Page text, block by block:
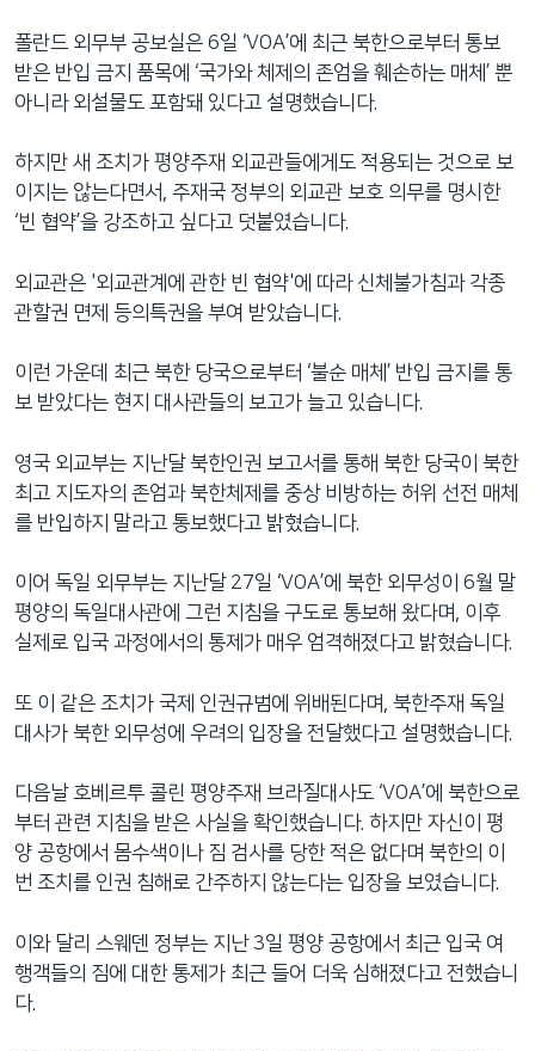
등
폴란드 외무부 공보실은 6일 ‘VOA’에 최근 북한으로부터 통보
받은 반입 금지 품목에 ‘국가와 체제의 존엄을 훼손하는 매체’ 뿐
아니라 외설물도 포함돼 있다고 설명했습니다.
하지만 새 조치가 평양주재 외교관들에게도 적용되는 것으로 보
이지는 않는다면서, 주재국 정부의 외교관 보호 의무를 명시한
‘빈 협약’을 강조하고 싶다고 덧붙였습니다.
외교관은 '외교관계에 관한 빈 협약'에 따라 신체불가침과 각종
관할권 면제 등의특권을 부여 받았습니다.
이런 가운데 최근 북한 당국으로부터 ‘불순 매체’ 반입 금지를 통
보 받았다는 현지 대사관들의 보고가 늘고 있습니다.
영국 외교부는 지난달 북한인권 보고서를 통해 북한 당국이 북한
최고 지도자의 존엄과 북한체제를 중상 비방하는 허위 선전 매체
를 반입하지 말라고 통보했다고 밝혔습니다.
이어 독일 외무부는 지난달 27일 ‘VOA’에 북한 외무성이 6월 말
평양의 독일대사관에 그런 지침을 구도로 통보해 왔다며, 이후
실제로 입국 과정에서의 통제가 매우 엄격해졌다고 밝혔습니다.
또 이 같은 조치가 국제 인권규범에 위배된다며, 북한주재 독일
대사가 북한 외무성에 우려의 입장을 전달했다고 설명했습니다.
다음날 호베르투 콜린 평양주재 브라질대사도 ‘VOA’에 북한으로
부터 관련 지침을 받은 사실을 확인했습니다. 하지만 자신이 평
양 공항에서 몸수색이나 짐 검사를 당한 적은 없다며 북한의 이
번 조치를 인권 침해로 간주하지 않는다는 입장을 보였습니다.
이와 달리 스웨덴 정부는 지난 3일 평양 공항에서 최근 입국 여
행객들의 짐에 대한 통제가 최근 들어 더욱 심해졌다고 전했습니
다.